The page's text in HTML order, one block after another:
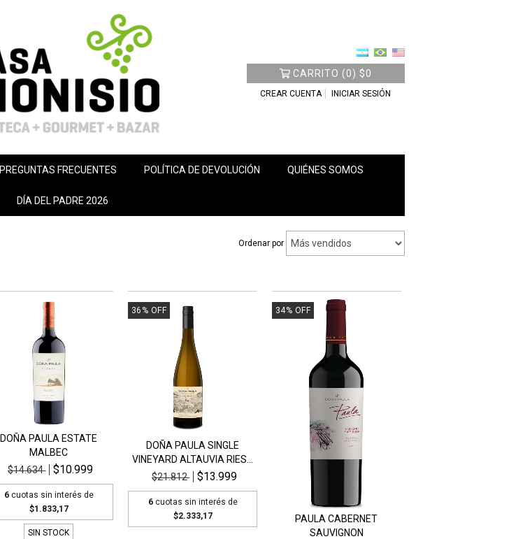
CARRITO (0) $0
CREAR CUENTA INICIAR SESIÓN
PREGUNTAS FRECUENTES POLÍTICA DE DEVOLUCIÓN QUIÉNES SOMOS
DÍA DEL PADRE 2026
Ordenar por
DOÑA PAULA ESTATE
MALBEC
$14.634
$10.999
6 cuotas sin interés de
$1.833,17
SIN STOCK
36 % OFF
DOÑA PAULA SINGLE
VINEYARD ALTAUVIA RIES...
$21.812
$13.999
6 cuotas sin interés de
$2.333,17
34% OFF
PAULA CABERNET
SAUVIGNON